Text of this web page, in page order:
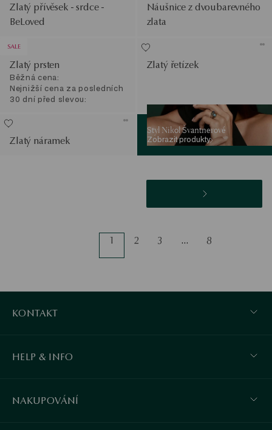
Zlatý přívěsek - srdce -
BeLoved
Náušnice z dvoubarevného
zlata
SALE
Zlatý prsten
Běžná cena:
Nejnižší cena za posledních
30 dní před slevou:
Zlatý řetízek
Zlatý náramek
Styl Nikol Švantnerové
Zobrazit produkty
Zobrazit produkty
1 2 3 … 8
KONTAKT
HELP & INFO
NAKUPOVÁNÍ